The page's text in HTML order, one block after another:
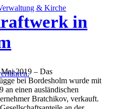
& Kirche
in
2019 – Das
bei Bordesholm wurde mit
einen ausländischen
Bratchikov, verkauft.